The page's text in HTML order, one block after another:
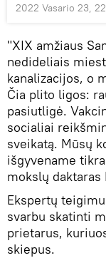
2022 Vasario 23,
"XIX amžiaus
nedideliais
kanalizacijos, o
Čia plito ligos:
pasiutligė.
socialiai
sveikatą. Mūsų
išgyvename
mokslų daktaras
Ekspertų
svarbu skatinti
prietarus,
skiepus.